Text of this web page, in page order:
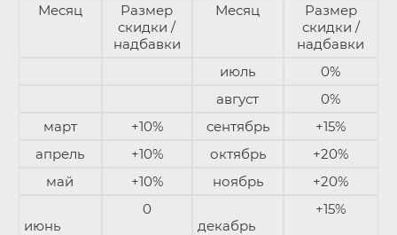
Месяц
Размер
скидки /
надбавки
Месяц
Размер
скидки /
надбавки
июль
0%
август
0%
март
+10% сентябрь
+15%
апрель
+10% октябрь
+20%
май
+10% ноябрь +20%
июнь
0
декабрь
+15%